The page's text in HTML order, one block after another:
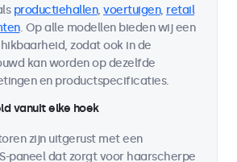
productiehallen, voertuigen, retail
. Op alle modellen bieden wij een
zodat ook in de
kan worden op dezelfde
en productspecificaties.
vanuit elke hoek
zijn uitgerust met een
paneel dat zorgt voor haarscherpe